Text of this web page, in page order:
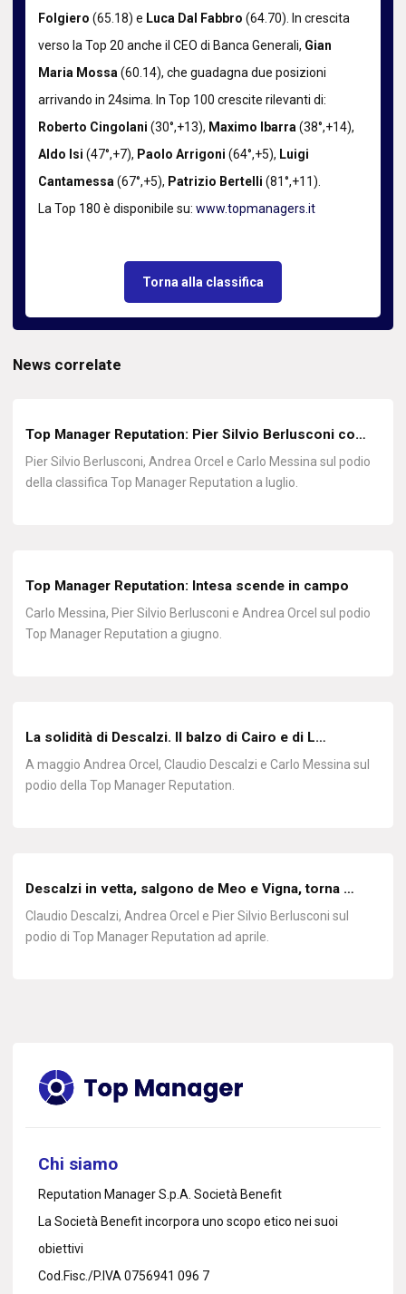
Folgiero (65.18) e Luca Dal Fabbro (64.70). In crescita
verso la Top 20 anche il CEO di Banca Generali, Gian
Maria Mossa(60.14), che guadagna due posizioni
arrivando in 24sima. In Top 100 crescite rilevanti di:
Roberto Cingolani (30°,+13), Maximo Ibarra(38°,+14),
Aldo Isi (47°,+7), Paolo Arrigoni (64°,+5), Luigi
Cantamessa(67°,+5), Patrizio Bertelli (81°,+11).
La Top 180 è disponibile su: www.topmanagers.it
Torna alla classifica
News correlate
Top Manager Reputation: Pier Silvio Berlusconi co…
Pier Silvio Berlusconi, Andrea Orcel e Carlo Messina sul podio
della classifica Top Manager Reputation a luglio.
Top Manager Reputation: Intesa scende in campo
Carlo Messina, Pier Silvio Berlusconi e Andrea Orcel sul podio
Top Manager Reputation a giugno.
La solidità di Descalzi. Il balzo di Cairo e di L…
A maggio Andrea Orcel, Claudio Descalzi e Carlo Messina sul
podio della Top Manager Reputation.
Descalzi in vetta, salgono de Meo e Vigna, torna …
Claudio Descalzi, Andrea Orcel e Pier Silvio Berlusconi sul
podio di Top Manager Reputation ad aprile.
Chi siamo
Reputation Manager S.p.A. Società Benefit
La Società Benefit incorpora uno scopo etico nei suoi
obiettivi
Cod.Fisc./P.IVA 0756941 096 7